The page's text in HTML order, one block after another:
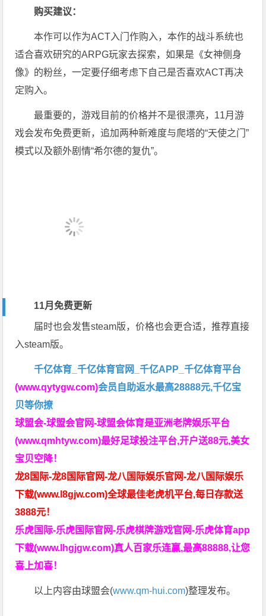
购买建议：
本作可以作为ACT入门作购入，本作的战斗系统也
适合喜欢研究的ARPG玩家去探索，如果是《女神侧身
像》的粉丝，一定要仔细考虑下自己是否喜欢ACT再决
定购入。
最重要的，游戏目前的价格并不是很漂亮，11月游
戏会发布免费更新，追加两种新难度与爬塔的“天使之门”
模式以及额外剧情“希尔德的复仇”。
11月免费更新
届时也会发售steam版，价格也会更合适，推荐直接
入steam版。
千亿体育_千亿体育官网_千亿APP_千亿体育平台
(www.qytygw.com)会员自助返水最高28888元,千亿宝
贝等你撩
球盟会-球盟会官网-球盟会体育是亚洲老牌娱乐平台
(www.qmhtyw.com)最好足球投注平台,开户送88元,美女
宝贝空降！
龙8国际-龙8国际官网-龙八国际娱乐官网-龙八国际娱乐
下载(www.l8gjw.com)全球最佳老虎机平台,每日存款送
3888元！
乐虎国际-乐虎国际官网-乐虎棋牌游戏官网-乐虎体育app
下载(www.lhgjgw.com)真人百家乐连赢,最高88888,让您
喜上加喜！
以上内容由球盟会(www.qm-hui.com)整理发布。